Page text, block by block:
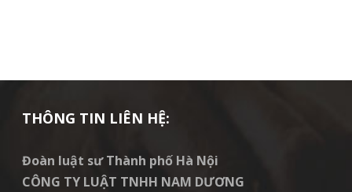
THÔNG TIN LIÊN HỆ:
Đoàn luật sư Thành phố Hà Nội
CÔNG TY LUẬT TNHH NAM DƯƠNG